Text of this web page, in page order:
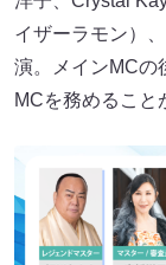
イザーラモン）
演。メインMCの
MCを務めること